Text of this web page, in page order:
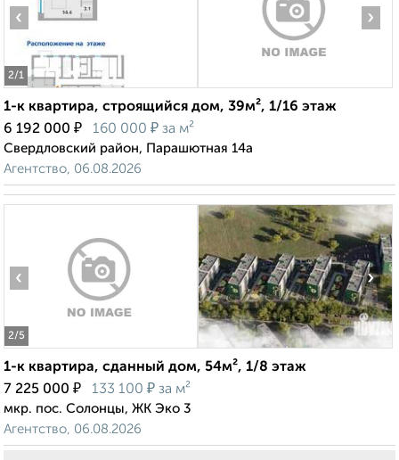
2/1
‹ ›
1-к квартира, строящийся дом, 39м², 1/16 этаж
6 192 000 ₽ 160 000 ₽ за м²
Свердловский район, Парашютная 14а
Агентство, 06.08.2026
2/5
‹ ›
1-к квартира, сданный дом, 54м², 1/8 этаж
7 225 000 ₽ 133 100 ₽ за м²
мкр. пос. Солонцы, ЖК Эко 3
Агентство, 06.08.2026